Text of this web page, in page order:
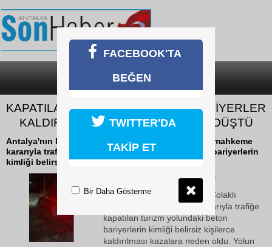
SON DAKİKA
KAPATILAN TURİZM YOLUNDAKİ BARİYERLER
KALDIRILINCA ARAÇLAR ÇUKURA DÜŞTÜ
Antalya'nın Manavgat ilçesi Çolaklı Mahallesi'nde mahkeme
kararıyla trafiğe kapatılan turizm yolundaki beton bariyerlerin
kimliği belirsiz kişilerce kaldırılması...
16 Mayıs 2026 Cumartesi 10:48
Antalya'nın Manavgat ilçesi Çolaklı
Mahallesi'nde mahkeme kararıyla trafiğe
kapatılan turizm yolundaki beton
bariyerlerin kimliği belirsiz kişilerce
kaldırılması kazalara neden oldu. Yolun
FACEBOOK'TA
BEĞEN
TWITTER'DA
TAKİP ET
Bir Daha Gösterme